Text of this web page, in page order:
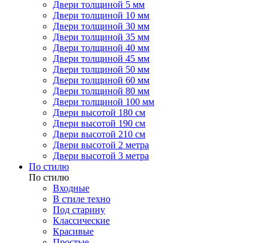
Двери толщиной 5 мм
Двери толщиной 10 мм
Двери толщиной 30 мм
Двери толщиной 35 мм
Двери толщиной 40 мм
Двери толщиной 45 мм
Двери толщиной 50 мм
Двери толщиной 60 мм
Двери толщиной 80 мм
Двери толщиной 100 мм
Двери высотой 180 см
Двери высотой 190 см
Двери высотой 210 см
Двери высотой 2 метра
Двери высотой 3 метра
По стилю
По стилю
Входные
В стиле техно
Под старину
Классические
Красивые